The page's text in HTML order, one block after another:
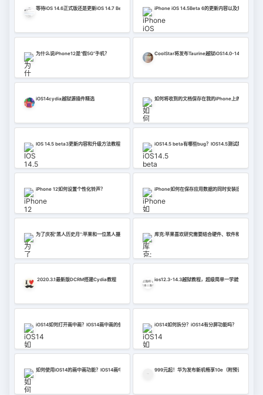
等待iOS 14.6正式版还是更新iOS 14.7 Beta1？昨日凌晨，苹果为开发者预览版用户推送了iOS 14.7 Beta1测
iPhone iOS 14.5Beta 6的更新内容以及升级教程
为什么说iPhone12是“假5G”手机？ CoolStar将发布Taurine越狱iOS14.0-14.3
iOS14cydia越狱源插件精选 如何将收到的文档保存在我的iPhone上的“信息”中？
IOS 14.5 beta3更新内容和升级方法教程 iOS14.5 beta有哪些bug？IOS14.5测试版错误摘要
iPhone 12如何设置个性化铃声？ iPhone如何在保存应用数据的同时安装旧版本的应
为了庆祝“黑人历史月”:苹果和一位黑人摄影师拍了一张以“家乡”为主题的照片库克:苹果喜欢研究需要结合硬件、软件和服务的产品
2020.3.1最新版DCRM搭建Cydia教程 ios12.3-14.3越狱教程，超级简单一学就会，不学就
iOS14如何打开画中画？IOS14画中画的使用 iOS14如何拆分？iOS14有分屏功能吗？
如何使用iOS14的画中画功能？IOS14画中画用法 999元起！华为发布新机畅享10e（附预订地址）